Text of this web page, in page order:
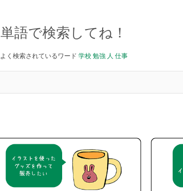
単語で検索してね！
よく検索されているワード 学校 勉強 人 仕事